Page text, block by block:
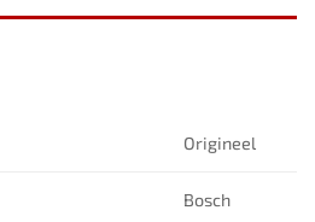
Origineel
Bosch